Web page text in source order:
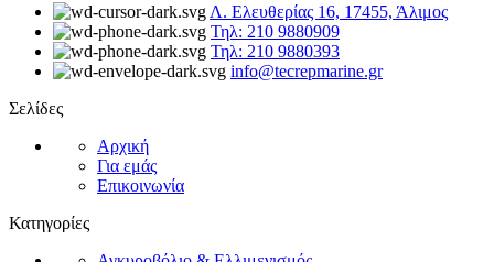
Λ. Ελευθερίας 16, 17455, Άλιμος
Τηλ: 210 9880909
Τηλ: 210 9880393
info@tecrepmarine.gr
Σελίδες
Αρχική
Για εμάς
Επικοινωνία
Κατηγορίες